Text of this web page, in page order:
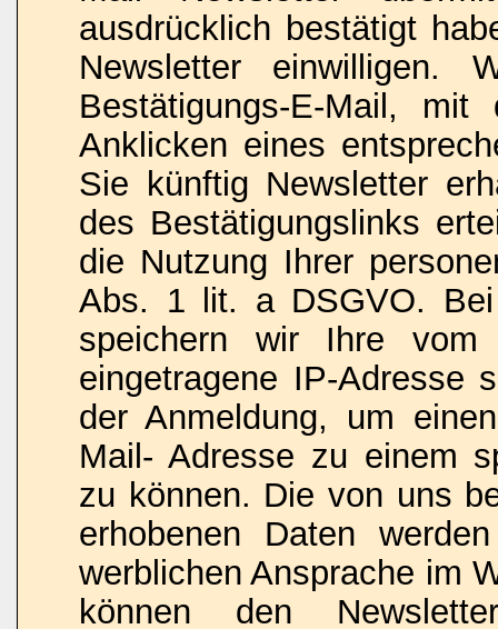
ausdrücklich bestätigt
Newsletter einwilligen.
Bestätigungs-E-Mail,
Anklicken eines
Sie künftig Newsletter
des Bestätigungslinks
die Nutzung Ihrer
Abs. 1 lit. a DSGVO.
speichern wir Ihre vom
eingetragene IP-Adresse
der Anmeldung, um
Mail- Adresse zu einem
zu können. Die von uns
erhobenen Daten
werblichen Ansprache im
können den